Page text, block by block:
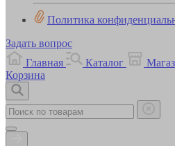
Политика
Задать вопрос
Главная
Каталог
Корзина